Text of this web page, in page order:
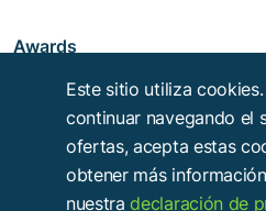
Awards
Este sitio utiliza
continuar navegando el
ofertas, acepta estas
obtener más
nuestradeclaración de